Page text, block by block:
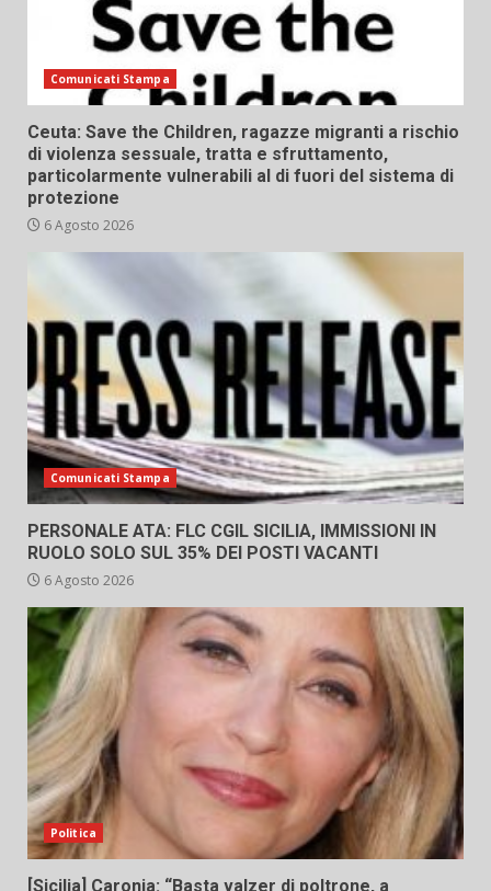
Comunicati Stampa
Ceuta: Save the Children, ragazze migranti a rischio
di violenza sessuale, tratta e sfruttamento,
particolarmente vulnerabili al di fuori del sistema di
protezione
6 Agosto 2026
Comunicati Stampa
PERSONALE ATA: FLC CGIL SICILIA, IMMISSIONI IN
RUOLO SOLO SUL 35% DEI POSTI VACANTI
6 Agosto 2026
Politica
[Sicilia] Caronia: “Basta valzer di poltrone, a